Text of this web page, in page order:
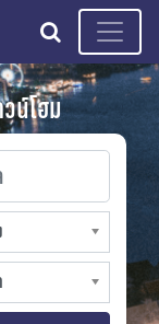
search
น์โฮม